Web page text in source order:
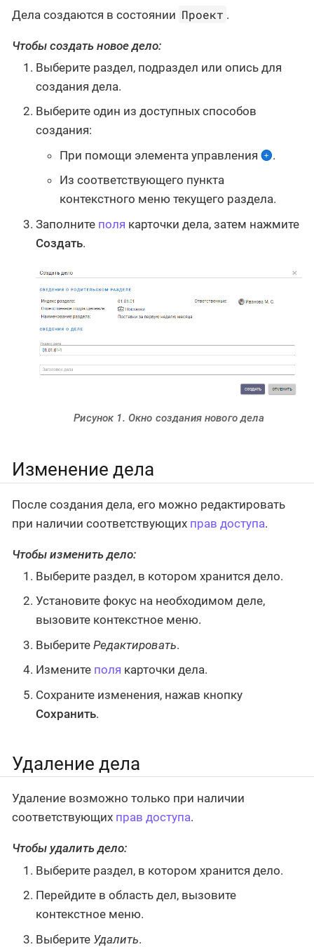
Дела создаются в состоянии Проект .
Чтобы создать новое дело:
Выберите раздел, подраздел или опись для
создания дела.
Выберите один из доступных способов
создания:
При помощи элемента управления
.
Из соответствующего пункта
контекстного меню текущего раздела.
Заполните поля карточки дела, затем нажмите
Создать.
Рисунок 1. Окно создания нового дела
Изменение дела
После создания дела, его можно редактировать
при наличии соответствующих прав доступа.
Чтобы изменить дело:
Выберите раздел, в котором хранится дело.
Установите фокус на необходимом деле,
вызовите контекстное меню.
Выберите Редактировать.
Измените поля карточки дела.
Сохраните изменения, нажав кнопку
Сохранить.
Удаление дела
Удаление возможно только при наличии
соответствующих прав доступа.
Чтобы удалить дело:
Выберите раздел, в котором хранится дело.
Перейдите в область дел, вызовите
контекстное меню.
Выберите Удалить.